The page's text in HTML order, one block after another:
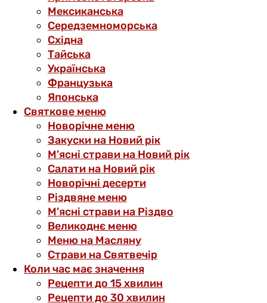
Мексиканська
Середземноморська
Східна
Тайська
Українська
Французька
Японська
Святкове меню
Новорічне меню
Закуски на Новий рік
М’ясні страви на Новий рік
Салати на Новий рік
Новорічні десерти
Різдвяне меню
М’ясні страви на Різдво
Великоднє меню
Меню на Масляну
Страви на Святвечір
Коли час має значення
Рецепти до 15 хвилин
Рецепти до 30 хвилин